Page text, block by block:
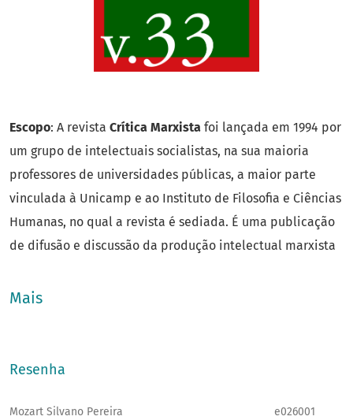
Escopo: A revista Crítica Marxista foi lançada em 1994 por
um grupo de intelectuais socialistas, na sua maioria
professores de universidades públicas, a maior parte
vinculada à Unicamp e ao Instituto de Filosofia e Ciências
Humanas, no qual a revista é sediada. É uma publicação
de difusão e discussão da produção intelectual marxista
e na luta teórica.
Ano de fundação
Título abreviado: Crit. marx.
Mais
Resenha
Mozart Silvano Pereira e026001